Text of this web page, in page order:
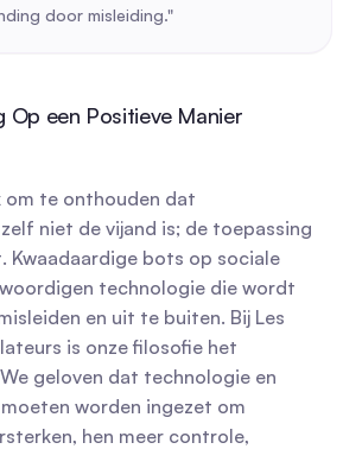
door misleiding."
Op een Positieve Manier
om te onthouden dat
niet de vijand is; de toepassing
Kwaadaardige bots op sociale
technologie die wordt
en uit te buiten. Bij Les
is onze filosofie het
geloven dat technologie en
worden ingezet om
hen meer controle,